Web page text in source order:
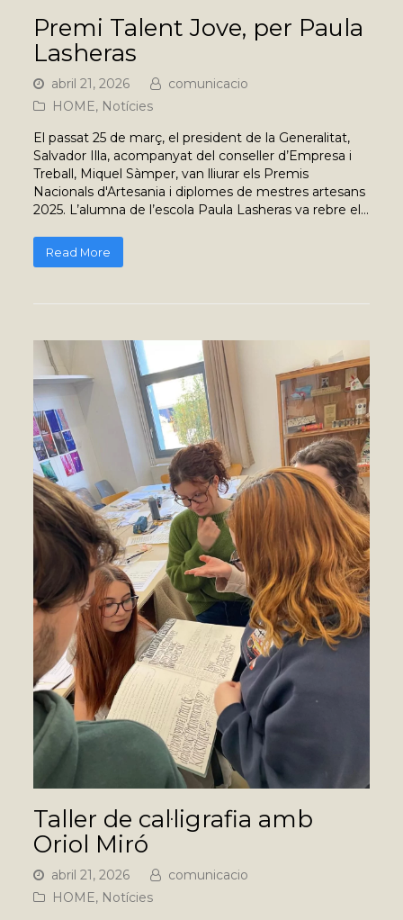
Premi Talent Jove, per Paula
Lasheras
abril 21, 2026
comunicacio
HOME, Notícies
El passat 25 de març, el president de la Generalitat,
Salvador Illa, acompanyat del conseller d’Empresa i
Treball, Miquel Sàmper, van lliurar els Premis
Nacionals d'Artesania i diplomes de mestres artesans
2025. L’alumna de l’escola Paula Lasheras va rebre el…
Read More
Taller de cal·ligrafia amb
Oriol Miró
abril 21, 2026
comunicacio
HOME, Notícies